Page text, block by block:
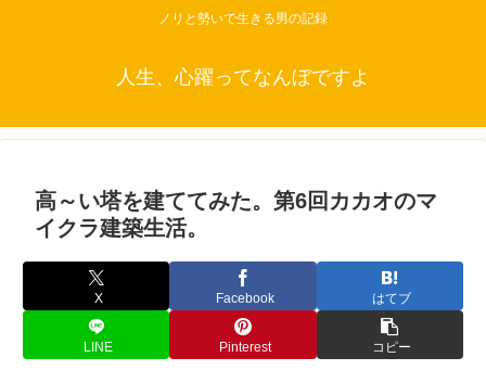
ノリと勢いで生きる男の記録
人生、心躍ってなんぼですよ
高～い塔を建ててみた。第6回カカオのマ
イクラ建築生活。
X Facebook はてブ
LINE Pinterest コピー